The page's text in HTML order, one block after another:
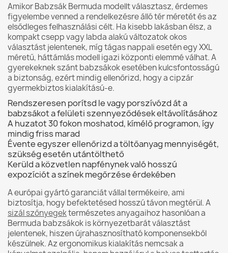
Amikor Babzsák Bermuda modellt választasz, érdemes
figyelembe venned a rendelkezésre álló tér méretét és az
elsődleges felhasználási célt. Ha kisebb lakásban élsz, a
kompakt csepp vagy labda alakú változatok okos
választást jelentenek, míg tágas nappali esetén egy XXL
méretű, háttámlás modell igazi központi elemmé válhat. A
gyerekeknek szánt babzsákok esetében kulcsfontosságú
a biztonság, ezért mindig ellenőrizd, hogy a cipzár
gyermekbiztos kialakítású-e.
Rendszeresen porítsd le vagy porszívózd át a
babzsákot a felületi szennyeződések eltávolításához
A huzatot 30 fokon moshatod, kímélő programon, így
mindig friss marad
Évente egyszer ellenőrizd a töltőanyag mennyiségét,
szükség esetén utántölthető
Kerüld a közvetlen napfénynek való hosszú
expozíciót a színek megőrzése érdekében
A európai gyártó garanciát vállal termékeire, ami
biztosítja, hogy befektetésed hosszú távon megtérül. A
sizál szőnyegektermészetes anyagaihoz hasonlóan a
Bermuda babzsákok is környezetbarát választást
jelentenek, hiszen újrahasznosítható komponensekből
készülnek. Az ergonomikus kialakítás nemcsak a